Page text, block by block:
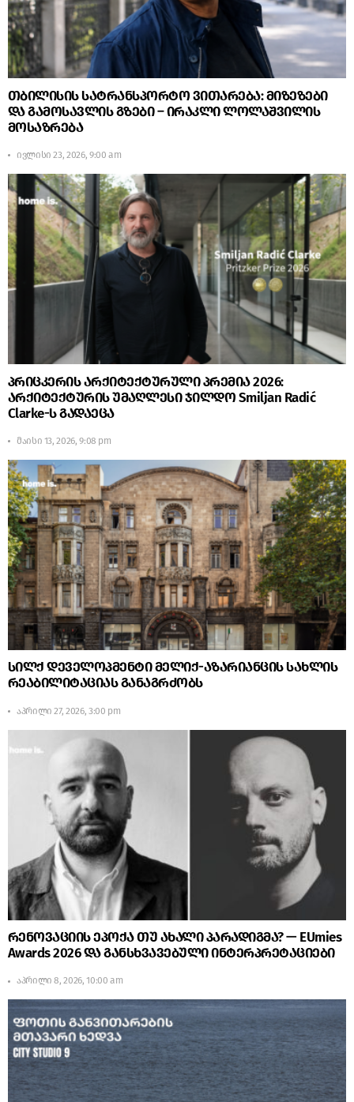
თბილისის სატრანსპორტო ვითარება: მიზეზები
და გამოსავლის გზები – ირაკლი ლოლაშვილის
მოსაზრება
ივლისი 23, 2026, 9:00 am
პრიცკერის არქიტექტურული პრემია 2026:
არქიტექტურის უმაღლესი ჯილდო Smiljan Radić
Clarke-ს გადაეცა
მაისი 13, 2026, 9:08 pm
სილქ დეველოპმენტი მელიქ-აზარიანცის სახლის
რეაბილიტაციას განაგრძობს
აპრილი 27, 2026, 3:00 pm
რენოვაციის ეპოქა თუ ახალი პარადიგმა? — EUmies
Awards 2026 და განსხვავებული ინტერპრეტაციები
აპრილი 8, 2026, 10:00 am